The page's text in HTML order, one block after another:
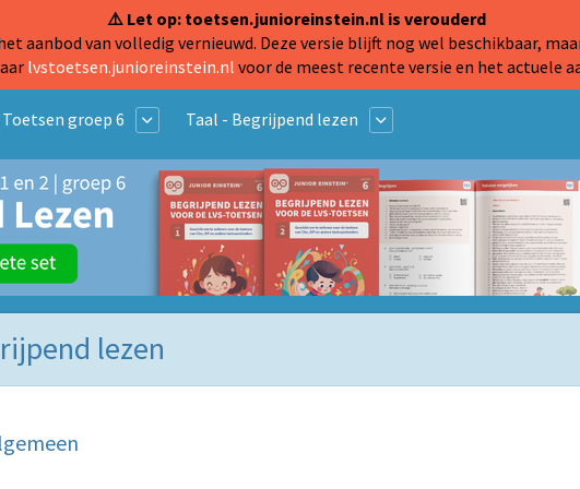
⚠️ Let op: toetsen.junioreinstein.nl is verouderd
aanbod van volledig vernieuwd. Deze versie blijft nog wel beschikbaar,
lvstoetsen.junioreinstein.nl voor de meest recente versie en het actuele
Toetsen groep 6 Taal - Begrijpend lezen
lezen